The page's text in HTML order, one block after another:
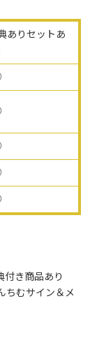
ありセットあ
き商品あり
ちむサイン＆メ